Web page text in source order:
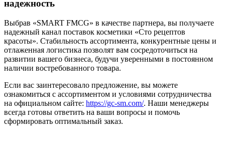
надежность
Выбрав «SMART FMCG» в качестве партнера, вы получаете
надежный канал поставок косметики «Сто рецептов
красоты». Стабильность ассортимента, конкурентные цены и
отлаженная логистика позволят вам сосредоточиться на
развитии вашего бизнеса, будучи уверенными в постоянном
наличии востребованного товара.
Если вас заинтересовало предложение, вы можете
ознакомиться с ассортиментом и условиями сотрудничества
на официальном сайте: https://gc-sm.com/. Наши менеджеры
всегда готовы ответить на ваши вопросы и помочь
сформировать оптимальный заказ.